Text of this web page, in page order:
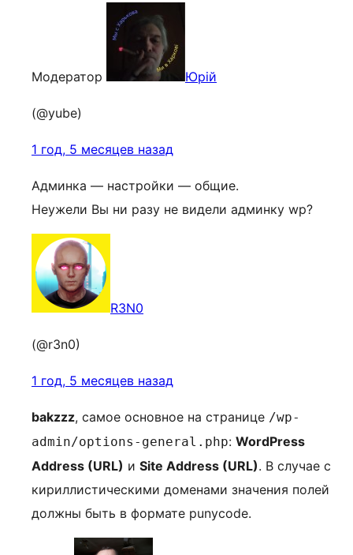
Модератор Юрій
(@yube)
1 год, 5 месяцев назад
Админка — настройки — общие.
Неужели Вы ни разу не видели админку wp?
R3N0
(@r3n0)
1 год, 5 месяцев назад
bakzzz, самое основное на странице /wp-
admin/options-general.php: WordPress
Address (URL) и Site Address (URL). В случае с
кириллистическими доменами значения полей
должны быть в формате punycode.